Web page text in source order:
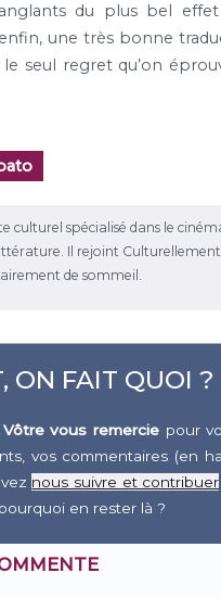
du plus bel
une très bonne
seul regret qu’on
culturel spécialisé dans le
Il rejoint
de sommeil.
ON FAIT QUOI ?
vous remercie pour
vos commentaires (en
nous suivre et contribuer
en rester là ?